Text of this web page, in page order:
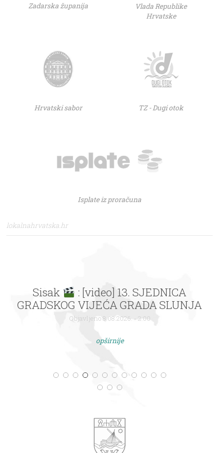
Zadarska županija
Vlada Republike
Hrvatske
Hrvatski sabor TZ - Dugi otok
Isplate iz proračuna
lokalnahrvatska.hr
Sisak
: [video] 13. SJEDNICA
GRADSKOG VIJEĆA GRADA SLUNJA
Objavljeno 8.08.2026. - 2:00
opširnije